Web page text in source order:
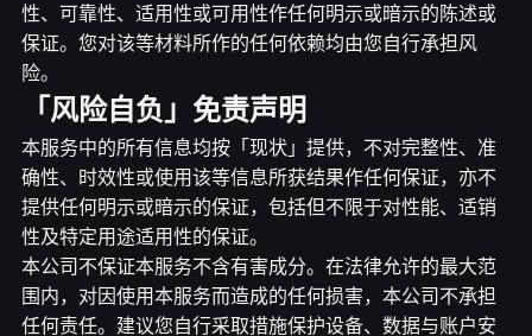
性、可靠性、适用性或可用性作任何明示或暗示的陈述或
保证。您对该等材料所作的任何依赖均由您自行承担风
险。
「风险自负」免责声明
本服务中的所有信息均按「现状」提供，不对完整性、准
确性、时效性或使用该等信息所获结果作任何保证，亦不
提供任何明示或暗示的保证，包括但不限于对性能、适销
性及特定用途适用性的保证。
本公司不保证本服务不含有害成分。在法律允许的最大范
围内，对因使用本服务而造成的任何损害，本公司不承担
任何责任。建议您自行采取措施保护设备、数据与账户安